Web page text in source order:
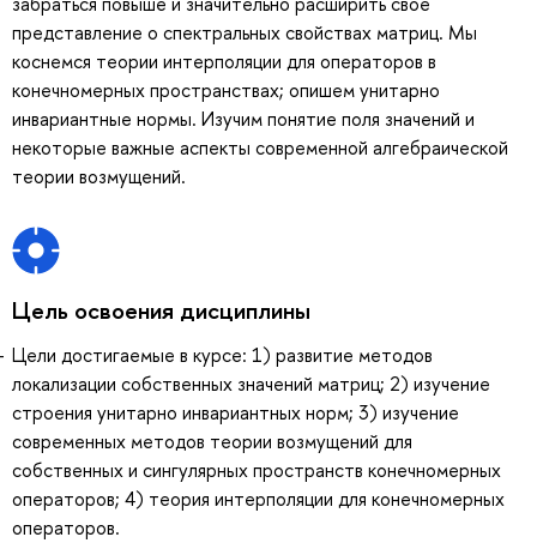
представление о спектральных свойствах матриц. Мы
коснемся теории интерполяции для операторов в
конечномерных пространствах; опишем унитарно
инвариантные нормы. Изучим понятие поля значений и
некоторые важные аспекты современной алгебраической
теории возмущений.
Цель освоения дисциплины
Цели достигаемые в курсе: 1) развитие методов
локализации собственных значений матриц; 2) изучение
строения унитарно инвариантных норм; 3) изучение
современных методов теории возмущений для
собственных и сингулярных пространств конечномерных
операторов; 4) теория интерполяции для конечномерных
операторов.